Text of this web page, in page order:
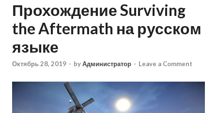
Прохождение Surviving
the Aftermath на русском
языке
Октябрь 28, 2019 - byАдминистратор - Leave a Comment